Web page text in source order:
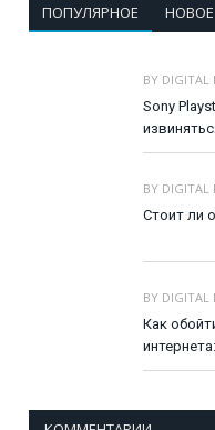
ПОПУЛЯРНОЕ НОВОЕ
BY DIGITAL
Sony
BY DIGITAL
Стоит ли
BY DIGITAL
Как